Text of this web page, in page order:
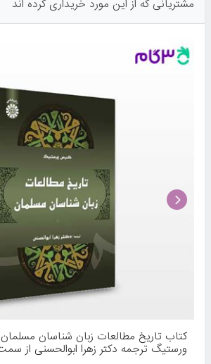
مشتریانی که از این مورد خریداری کرده اند
کتاب تاریخ مطالعات زبان‌ شناسان
ورستیگ ترجمه دکتر زهرا ابو‌الحسنی از سمت